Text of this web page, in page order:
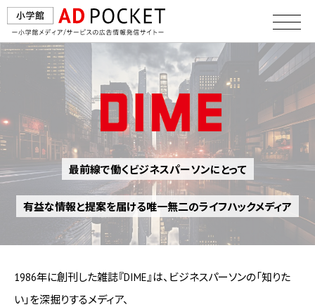
最前線で働くビジネスパーソンにとって
有益な情報と提案を届ける唯一無二のライフハックメディア
1986年に創刊した雑誌『DIME』は、ビジネスパーソンの「知りた
い」を深掘りするメディア、